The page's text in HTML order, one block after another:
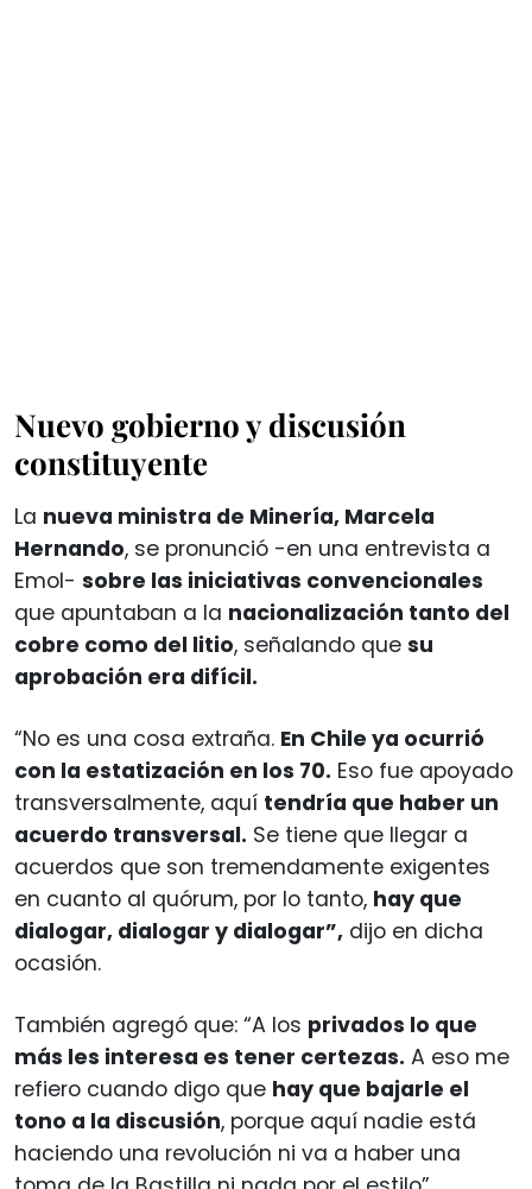
Nuevo gobierno y discusión
constituyente
La nueva ministra de Minería, Marcela
Hernando, se pronunció -en una entrevista a
Emol- sobre las iniciativas convencionales
que apuntaban a la nacionalización tanto del
cobre como del litio, señalando que su
aprobación era difícil.
“No es una cosa extraña. En Chile ya ocurrió
con la estatización en los 70. Eso fue apoyado
transversalmente, aquí tendría que haber un
acuerdo transversal. Se tiene que llegar a
acuerdos que son tremendamente exigentes
en cuanto al quórum, por lo tanto, hay que
dialogar, dialogar y dialogar”, dijo en dicha
ocasión.
También agregó que: “A los privados lo que
más les interesa es tener certezas. A eso me
refiero cuando digo que hay que bajarle el
tono a la discusión, porque aquí nadie está
haciendo una revolución ni va a haber una